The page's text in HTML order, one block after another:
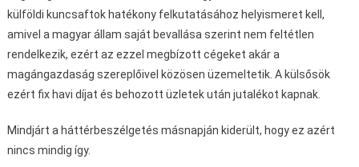
külföldi kuncsaftok hatékony felkutatásához helyismeret kell,
amivel a magyar állam saját bevallása szerint nem feltétlen
rendelkezik, ezért az ezzel megbízott cégeket akár a
magángazdaság szereplőivel közösen üzemeltetik. A külsősök
ezért fix havi díjat és behozott üzletek után jutalékot kapnak.
Mindjárt a háttérbeszélgetés másnapján kiderült, hogy ez azért
nincs mindig így.